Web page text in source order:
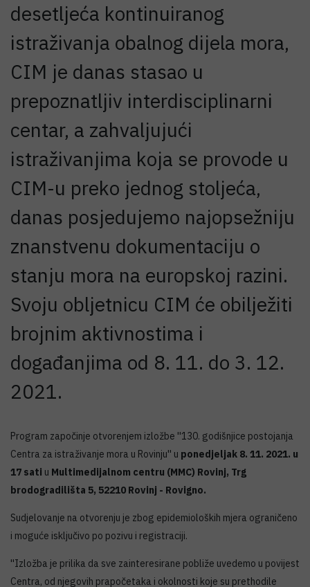
desetljeća kontinuiranog
istraživanja obalnog dijela mora,
CIM je danas stasao u
prepoznatljiv interdisciplinarni
centar, a zahvaljujući
istraživanjima koja se provode u
CIM-u preko jednog stoljeća,
danas posjedujemo najopsežniju
znanstvenu dokumentaciju o
stanju mora na europskoj razini.
Svoju obljetnicu CIM će obilježiti
brojnim aktivnostima i
događanjima od 8. 11. do 3. 12.
2021.
Program započinje otvorenjem izložbe ''130. godišnjice postojanja
Centra za istraživanje mora u Rovinju'' u ponedjeljak 8. 11. 2021. u
17 sati u Multimedijalnom centru (MMC) Rovinj, Trg
brodogradilišta 5, 52210 Rovinj - Rovigno.
Sudjelovanje na otvorenju je zbog epidemioloških mjera ograničeno
i moguće isključivo po pozivu i registraciji.
''Izložba je prilika da sve zainteresirane pobliže uvedemo u povijest
Centra, od njegovih prapočetaka i okolnosti koje su prethodile